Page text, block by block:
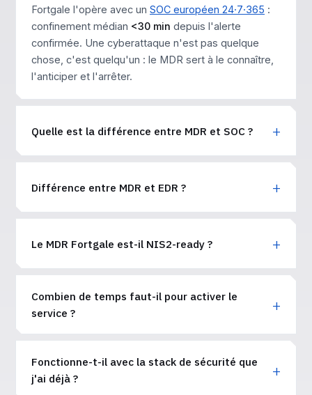
Fortgale l'opère avec un SOC européen 24·7·365 :
confinement médian <30 min depuis l'alerte
confirmée. Une cyberattaque n'est pas quelque
chose, c'est quelqu'un : le MDR sert à le connaître,
l'anticiper et l'arrêter.
Quelle est la différence entre MDR et SOC ?
Différence entre MDR et EDR ?
Le MDR Fortgale est-il NIS2-ready ?
Combien de temps faut-il pour activer le
service ?
Fonctionne-t-il avec la stack de sécurité que
j'ai déjà ?